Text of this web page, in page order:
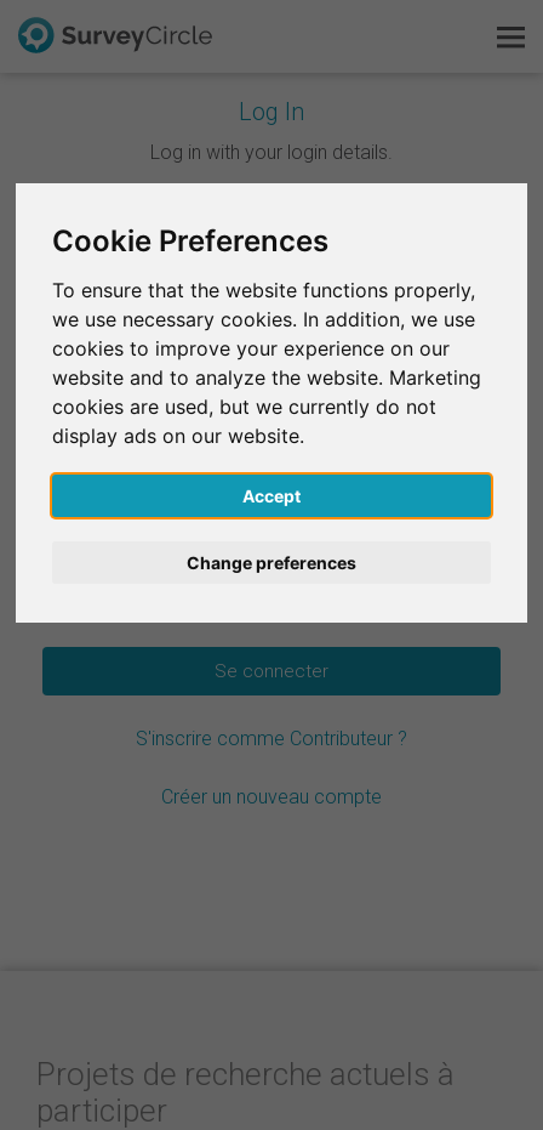
Cookie Preferences
To ensure that the website functions properly,
we use necessary cookies. In addition, we use
cookies to improve your experience on our
website and to analyze the website. Marketing
cookies are used, but we currently do not
display ads on our website.
Accept
Change preferences
Log In
Log in with your login details.
Continuer avec Google
Continuer avec Facebook
OU
E-mail*
Mot de passe*
S'inscrire comme Contributeur ?
Créer un nouveau compte
Projets de recherche actuels à
participer
C'est SurveyCircle
FAQ
S'inscrire gratuitement
S'inscrire
English
Deutsch
Español
Italiano